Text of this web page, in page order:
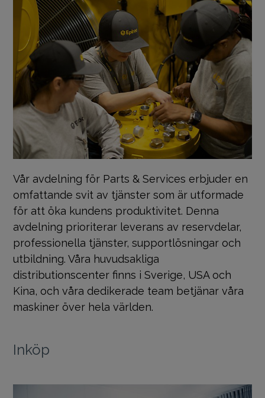
Vår avdelning för Parts & Services erbjuder en
omfattande svit av tjänster som är utformade
för att öka kundens produktivitet. Denna
avdelning prioriterar leverans av reservdelar,
professionella tjänster, supportlösningar och
utbildning. Våra huvudsakliga
distributionscenter finns i Sverige, USA och
Kina, och våra dedikerade team betjänar våra
maskiner över hela världen.
Inköp